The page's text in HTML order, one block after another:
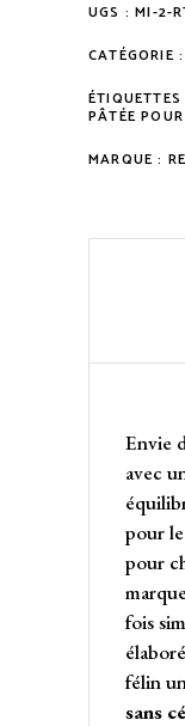
UGS :MI-2-
CATÉGORIE
ÉTIQUETTES
PÂTÉE
MARQUE :
Envie
avec
pour
pour
fois
félin
sans